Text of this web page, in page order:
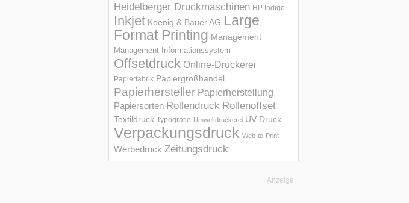
Heidelberger Druckmaschinen HP Indigo
Inkjet Koenig & Bauer AG Large
Format Printing Management
Management Informations­system
Offsetdruck Online-Druckerei
Papierfabrik Papiergroßhandel
Papierhersteller Papierherstellung
Papiersorten Rollendruck Rollenoffset
Textildruck Typografie Umweltdruckerei UV-Druck
Verpackungsdruck Web-to-Print
Werbedruck Zeitungsdruck
Anzeige